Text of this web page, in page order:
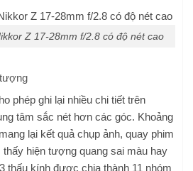
Z 17-28mm f/2.8 có độ nét cao
phép ghi lại nhiều chi tiết trên
tâm sắc nét hơn các góc. Khoảng
lại kết quả chụp ảnh, quay phim
hiện tượng quang sai màu hay
thấu kính được chia thành 11 nhóm